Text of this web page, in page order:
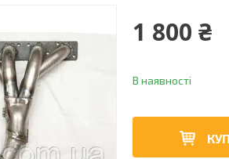
1 800 ₴
В наявності